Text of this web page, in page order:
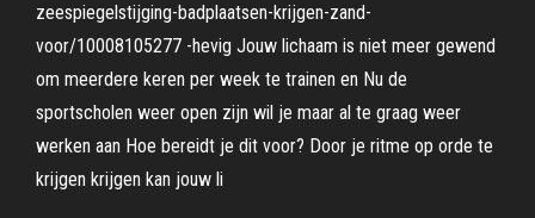
zeespiegelstijging-badplaatsen-krijgen-zand-
voor/10008105277 -hevig Jouw lichaam is niet meer gewend
om meerdere keren per week te trainen en Nu de
sportscholen weer open zijn wil je maar al te graag weer
werken aan Hoe bereidt je dit voor? Door je ritme op orde te
krijgen krijgen kan jouw li